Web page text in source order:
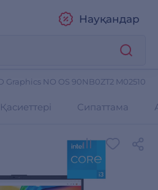
Науқандар
Graphics NO OS 90NB0ZT2 M02510
Қасиеттері Сипаттама